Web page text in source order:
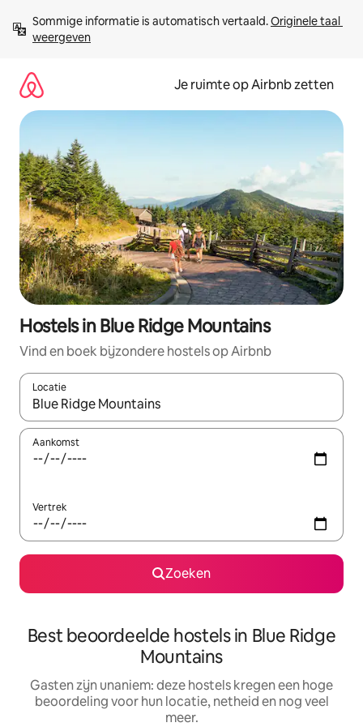
direct
naar
Sommige informatie is automatisch vertaald. Originele taal
weergeven
Je ruimte op Airbnb zetten
Hostels in Blue Ridge Mountains
Vind en boek bijzondere hostels op Airbnb
Locatie
Wanneer er suggesties beschikbaar zijn, maak je een keuze
Aankomst
Vertrek
Zoeken
Best beoordeelde hostels in Blue Ridge
Mountains
Gasten zijn unaniem: deze hostels kregen een hoge
beoordeling voor hun locatie, netheid en nog veel
meer.